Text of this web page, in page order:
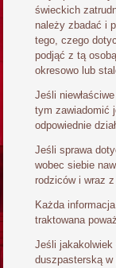
świeckich
należy zbadać i
tego, czego
podjąć z tą
okresowo lub
Jeśli
tym zawiadomić
odpowiednie
Jeśli sprawa
wobec siebie
rodziców i wraz
Każda
traktowana
Jeśli jakakolwiek
duszpasterską w